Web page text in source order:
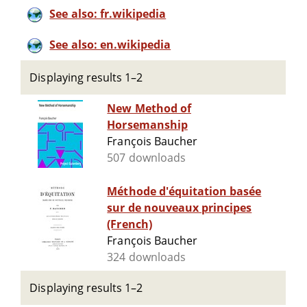
See also: fr.wikipedia
See also: en.wikipedia
Displaying results 1–2
New Method of
Horsemanship
François Baucher
507 downloads
Méthode d'équitation basée
sur de nouveaux principes
(French)
François Baucher
324 downloads
Displaying results 1–2